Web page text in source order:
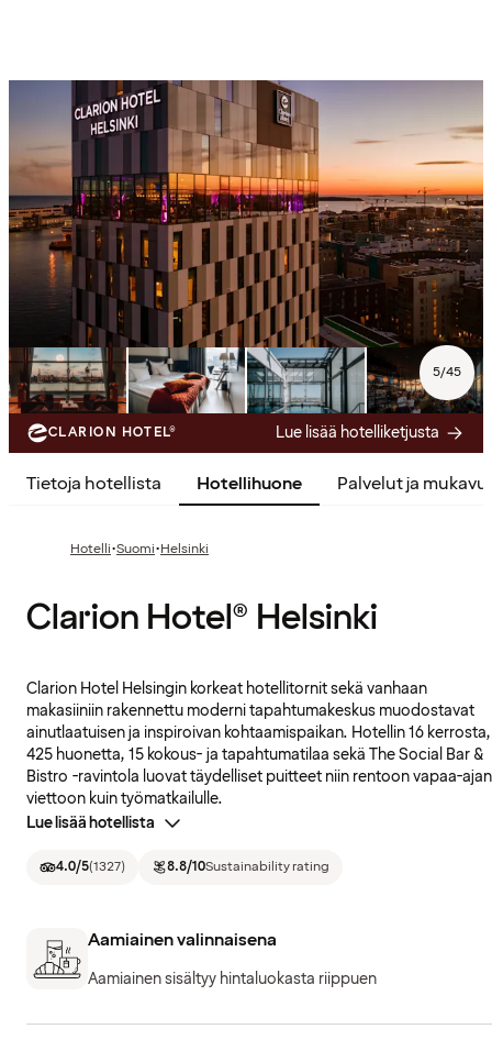
5/45
CLARION HOTEL® Lue lisää hotelliketjusta
Tietoja hotellista Hotellihuone Palvelut ja
Hotelli·Suomi·Helsinki
Clarion Hotel® Helsinki
Clarion Hotel Helsingin korkeat hotellitornit sekä vanhaan
makasiiniin rakennettu moderni tapahtumakeskus muodostavat
ainutlaatuisen ja inspiroivan kohtaamispaikan. Hotellin 16 kerrosta,
425 huonetta, 15 kokous- ja tapahtumatilaa sekä The Social Bar &
Bistro -ravintola luovat täydelliset puitteet niin rentoon vapaa-ajan
viettoon kuin työmatkailulle.
Lue lisää hotellista
4.0/5(1327) 8.8/10Sustainability rating
Aamiainen valinnaisena
Aamiainen sisältyy hintaluokasta riippuen